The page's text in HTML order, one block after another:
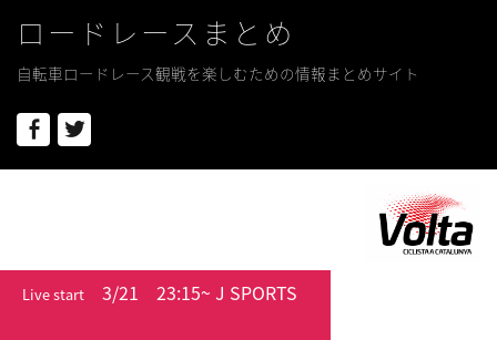
ロードレースまとめ
自転車ロードレース観戦を楽しむための情報まとめサイト
Facebook
Live start 3/21 23:15~ J SPORTS